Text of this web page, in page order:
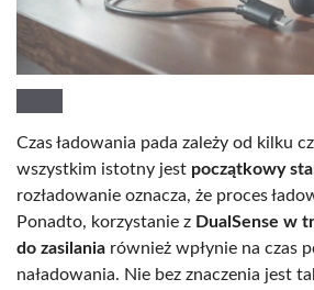
Czas ładowania pada zależy od kilku
wszystkim istotny jest początkowy
rozładowanie oznacza, że proces
Ponadto, korzystanie z DualSense w
do zasilania również wpłynie na czas
naładowania. Nie bez znaczenia jest